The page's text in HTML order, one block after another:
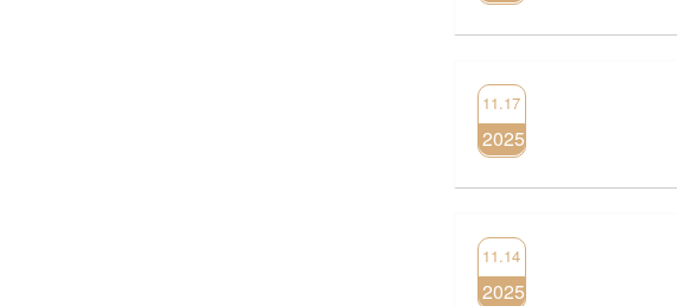
11.17
2025
11.14
2025